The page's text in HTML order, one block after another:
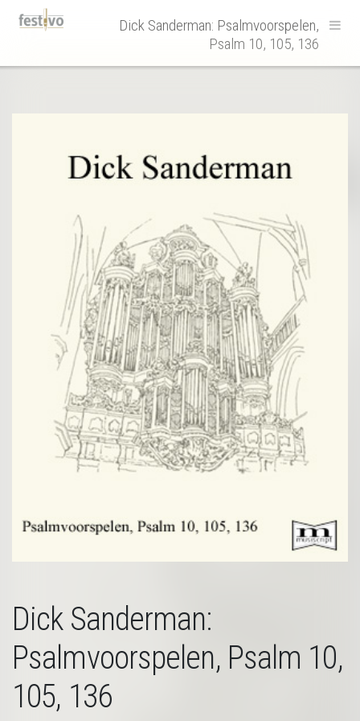
HoofdnavigatieDick Sanderman: Psalmvoorspelen,
Psalm 10, 105, 136
Dick Sanderman:
Psalmvoorspelen, Psalm 10,
105, 136